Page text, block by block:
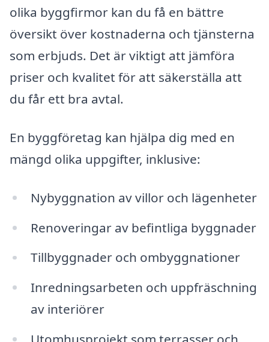
olika byggfirmor kan du få en bättre
översikt över kostnaderna och tjänsterna
som erbjuds. Det är viktigt att jämföra
priser och kvalitet för att säkerställa att
du får ett bra avtal.
En byggföretag kan hjälpa dig med en
mängd olika uppgifter, inklusive:
Nybyggnation av villor och lägenheter
Renoveringar av befintliga byggnader
Tillbyggnader och ombyggnationer
Inredningsarbeten och uppfräschning
av interiörer